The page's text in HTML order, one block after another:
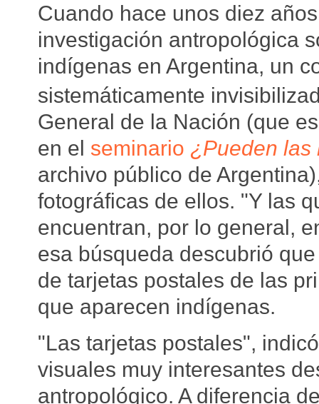
Cuando hace unos diez
investigación antropológica
indígenas en Argentina, un
sistemáticamente
General de la Nación (que
en el seminario ¿Pueden las
archivo público de
fotográficas de ellos. "Y las
encuentran, por lo general,
esa búsqueda descubrió
de tarjetas postales de las
que aparecen indígenas.
"Las tarjetas postales",
visuales muy interesantes
antropológico. A diferencia